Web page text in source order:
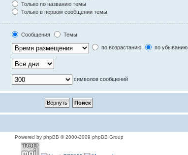
Только по названию темы
Только в первом сообщении темы
Сообщения
Темы
по возрастанию по убыванию
символов сообщений
Powered by phpBB © 2000-2009 phpBB Group